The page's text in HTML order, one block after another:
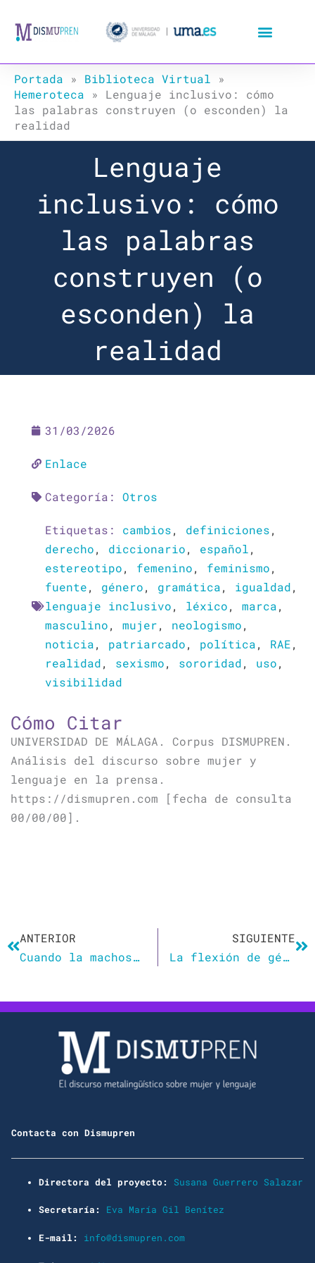
Portada » Biblioteca Virtual »
Hemeroteca » Lenguaje inclusivo: cómo
las palabras construyen (o esconden) la
realidad
Lenguaje
inclusivo: cómo
las palabras
construyen (o
esconden) la
realidad
31/03/2026
Enlace
Categoría: Otros
Etiquetas: cambios, definiciones,
derecho, diccionario, español,
estereotipo, femenino, feminismo,
fuente, género, gramática, igualdad,
lenguaje inclusivo, léxico, marca,
masculino, mujer, neologismo,
noticia, patriarcado, política, RAE,
realidad, sexismo, sororidad, uso,
visibilidad
Cómo Citar
UNIVERSIDAD DE MÁLAGA. Corpus DISMUPREN.
Análisis del discurso sobre mujer y
lenguaje en la prensa.
https://dismupren.com [fecha de consulta
00/00/00].
ANTERIOR
Cuando la machosfera te arruina la juerga
SIGUIENTE
La flexión de género en algunos sustantivos en español
Contacta con Dismupren
Directora del proyecto: Susana Guerrero Salazar
Secretaría: Eva María Gil Benítez
E-mail: info@dismupren.com